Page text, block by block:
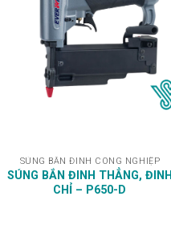
SÚNG BẮN ĐINH CÔNG NGHIỆP
SÚNG BẮN ĐINH THẲNG, ĐINH
CHỈ – P650-D